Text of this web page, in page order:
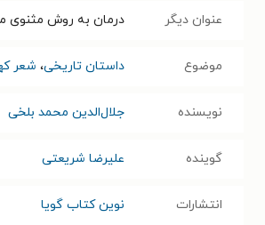
عنوان دیگر درمان به روش مثنوی
موضوع داستان تاریخی، شعر
نویسنده جلال‌الدین محمد بلخی
گوینده علیرضا شریعتی
انتشارات نوین کتاب گویا